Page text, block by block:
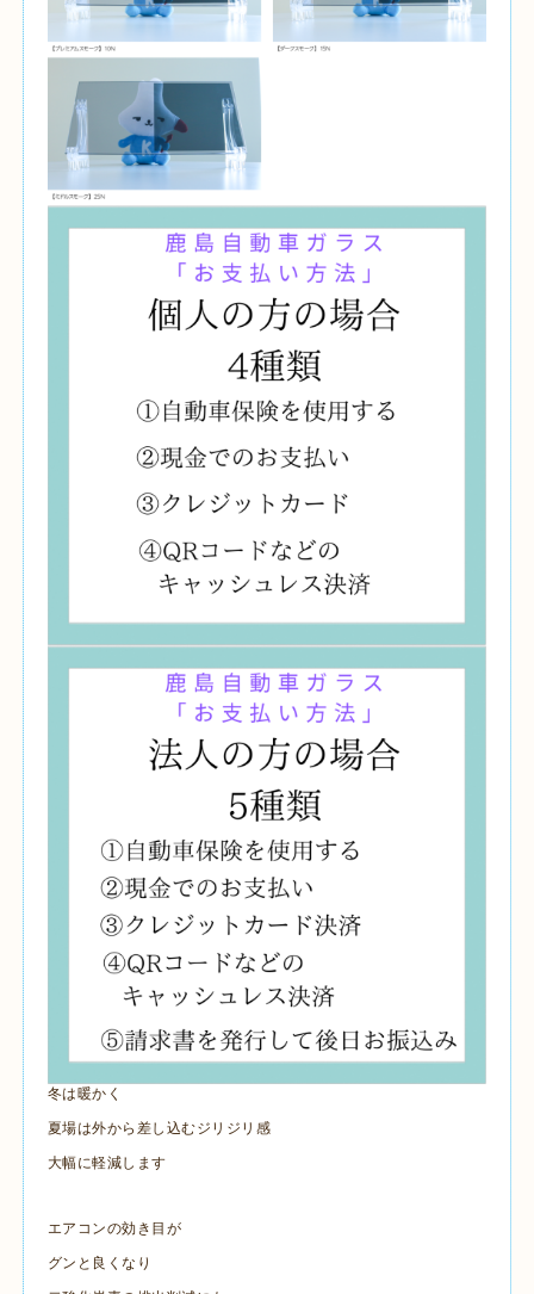
冬は暖かく
夏場は外から差し込むジリジリ感
大幅に軽減します
エアコンの効き目が
グンと良くなり